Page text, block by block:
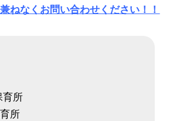
ねなくお問い合わせください！！
育所
所